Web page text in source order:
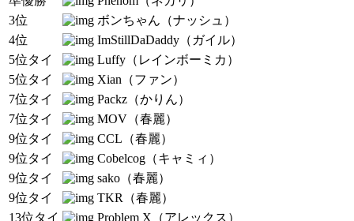
3位
ボンちゃん（ナッシュ）
4位
ImStillDaDaddy（ガイル）
5位タイ
Luffy（レインボーミカ）
5位タイ
Xian（ファン）
7位タイ
Packz（かりん）
7位タイ
MOV（春麗）
9位タイ
CCL（春麗）
9位タイ
Cobelcog（キャミィ）
9位タイ
sako（春麗）
9位タイ
TKR（春麗）
13位タイ
Problem X（アレックス）